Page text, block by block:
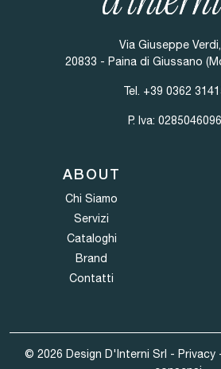
Via Giuseppe
20833 - Paina di Giussano
Tel. +39 0362
P. Iva:
ABOUT
Chi Siamo
Servizi
Cataloghi
Brand
Contatti
© 2026 Design D'Interni Srl - Privacy